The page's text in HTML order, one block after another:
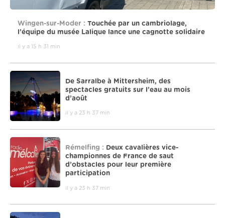
Wingen-sur-Moder : Touchée par un cambriolage,
l’équipe du musée Lalique lance une cagnotte solidaire
il y a 15 h 31 min
De Sarralbe à Mittersheim, des
spectacles gratuits sur l’eau au mois
d’août
il y a 23 h 37 min
Rémelfing : Deux cavalières vice-
championnes de France de saut
d’obstacles pour leur première
participation
il y a 23 h 37 min